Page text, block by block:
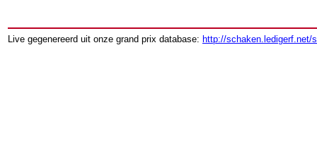
Live gegenereerd uit onze grand prix database: http://schaken.ledigerf.net/